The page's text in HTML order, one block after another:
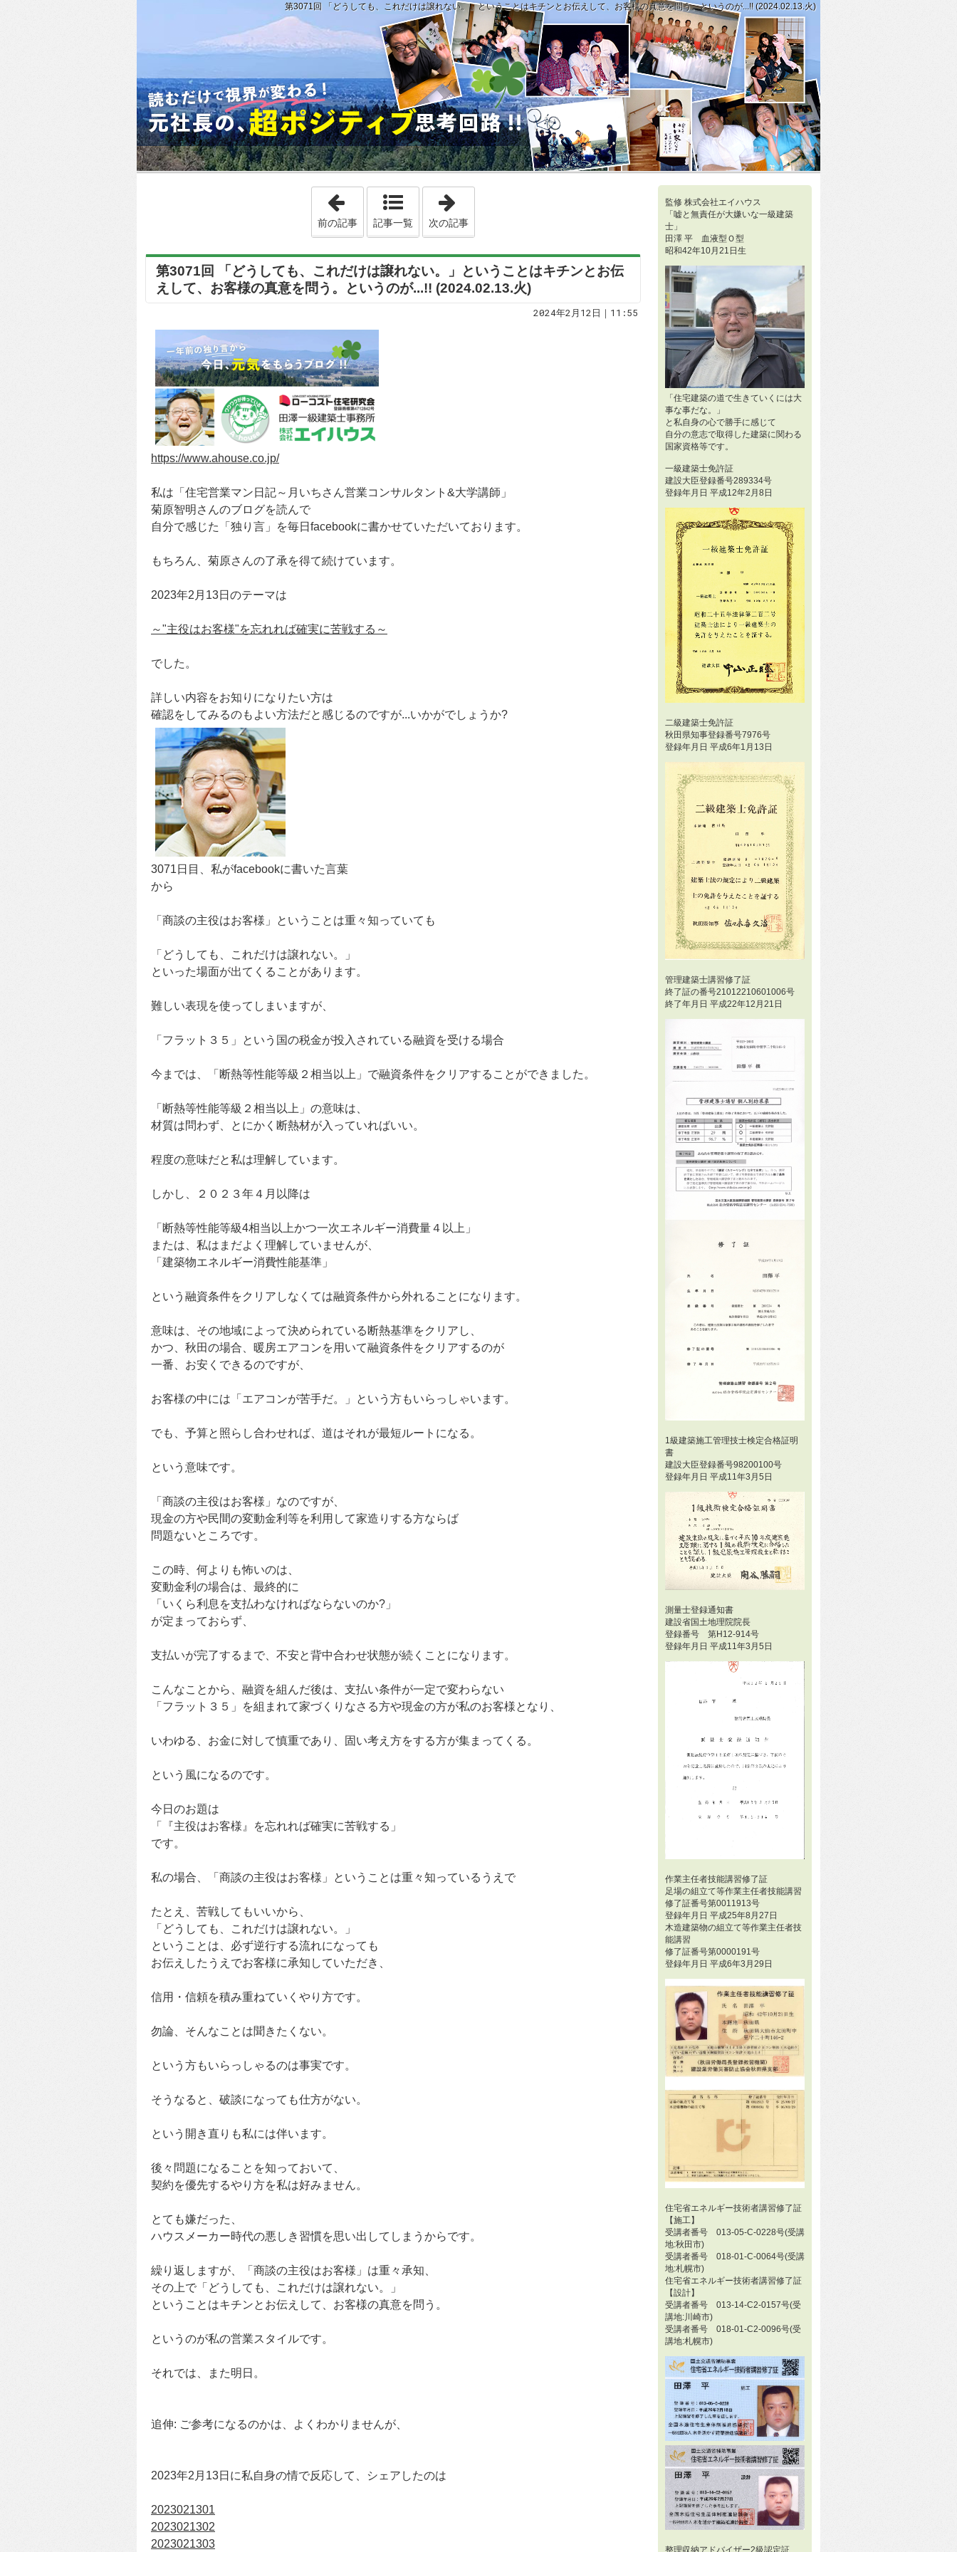
第3071回 「どうしても、これだけは譲れない。」ということはキチンとお伝えして、お客様の真意を問う。というのが...!! (2024.02.13.火)
「第3070回 すれ違いばかりでは決して契約は取れず、狙って、ピント或いはタイミングをピタリと合わせていかないと...!!
前の記事 記事一覧 次の記事
第3071回 「どうしても、これだけは譲れない。」ということはキチンとお伝
えして、お客様の真意を問う。というのが...!! (2024.02.13.火)
2024年2月12日｜11:55
https://www.ahouse.co.jp/
私は「住宅営業マン日記～月いちさん営業コンサルタント&大学講師」
菊原智明さんのブログを読んで
自分で感じた「独り言」を毎日facebookに書かせていただいております。
もちろん、菊原さんの了承を得て続けています。
2023年2月13日のテーマは
～"主役はお客様"を忘れれば確実に苦戦する～
でした。
詳しい内容をお知りになりたい方は
確認をしてみるのもよい方法だと感じるのですが...いかがでしょうか?
3071日目、私がfacebookに書いた言葉
から
「商談の主役はお客様」ということは重々知っていても
「どうしても、これだけは譲れない。」
といった場面が出てくることがあります。
難しい表現を使ってしまいますが、
「フラット３５」という国の税金が投入されている融資を受ける場合
今までは、「断熱等性能等級２相当以上」で融資条件をクリアすることができました。
「断熱等性能等級２相当以上」の意味は、
材質は問わず、とにかく断熱材が入っていればいい。
程度の意味だと私は理解しています。
しかし、２０２３年４月以降は
「断熱等性能等級4相当以上かつ一次エネルギー消費量４以上」
または、私はまだよく理解していませんが、
「建築物エネルギー消費性能基準」
という融資条件をクリアしなくては融資条件から外れることになります。
意味は、その地域によって決められている断熱基準をクリアし、
かつ、秋田の場合、暖房エアコンを用いて融資条件をクリアするのが
一番、お安くできるのですが、
お客様の中には「エアコンが苦手だ。」という方もいらっしゃいます。
でも、予算と照らし合わせれば、道はそれが最短ルートになる。
という意味です。
「商談の主役はお客様」なのですが、
現金の方や民間の変動金利等を利用して家造りする方ならば
問題ないところです。
この時、何よりも怖いのは、
変動金利の場合は、最終的に
「いくら利息を支払わなければならないのか?」
が定まっておらず、
支払いが完了するまで、不安と背中合わせ状態が続くことになります。
こんなことから、融資を組んだ後は、支払い条件が一定で変わらない
「フラット３５」を組まれて家づくりなさる方や現金の方が私のお客様となり、
いわゆる、お金に対して慎重であり、固い考え方をする方が集まってくる。
という風になるのです。
今日のお題は
「『主役はお客様』を忘れれば確実に苦戦する」
です。
私の場合、「商談の主役はお客様」ということは重々知っているうえで
たとえ、苦戦してもいいから、
「どうしても、これだけは譲れない。」
ということは、必ず逆行する流れになっても
お伝えしたうえでお客様に承知していただき、
信用・信頼を積み重ねていくやり方です。
勿論、そんなことは聞きたくない。
という方もいらっしゃるのは事実です。
そうなると、破談になっても仕方がない。
という開き直りも私には伴います。
後々問題になることを知っておいて、
契約を優先するやり方を私は好みません。
とても嫌だった、
ハウスメーカー時代の悪しき習慣を思い出してしまうからです。
繰り返しますが、「商談の主役はお客様」は重々承知、
その上で「どうしても、これだけは譲れない。」
ということはキチンとお伝えして、お客様の真意を問う。
というのが私の営業スタイルです。
それでは、また明日。
追伸: ご参考になるのかは、よくわかりませんが、
2023年2月13日に私自身の情で反応して、シェアしたのは
2023021301
2023021302
2023021303
監修 株式会社エイハウス
「嘘と無責任が大嫌いな一級建築
士」
田澤 平 血液型Ｏ型
昭和42年10月21日生
「住宅建築の道で生きていくには大
事な事だな。」
と私自身の心で勝手に感じて
自分の意志で取得した建築に関わる
国家資格等です。
一級建築士免許証
建設大臣登録番号289334号
登録年月日 平成12年2月8日
二級建築士免許証
秋田県知事登録番号7976号
登録年月日 平成6年1月13日
管理建築士講習修了証
終了証の番号21012210601006号
終了年月日 平成22年12月21日
1級建築施工管理技士検定合格証明
書
建設大臣登録番号98200100号
登録年月日 平成11年3月5日
測量士登録通知書
建設省国土地理院院長
登録番号 第H12-914号
登録年月日 平成11年3月5日
作業主任者技能講習修了証
足場の組立て等作業主任者技能講習
修了証番号第0011913号
登録年月日 平成25年8月27日
木造建築物の組立て等作業主任者技
能講習
修了証番号第0000191号
登録年月日 平成6年3月29日
住宅省エネルギー技術者講習修了証
【施工】
受講者番号 013-05-C-0228号(受講
地:秋田市)
受講者番号 018-01-C-0064号(受講
地:札幌市)
住宅省エネルギー技術者講習修了証
【設計】
受講者番号 013-14-C2-0157号(受
講地:川崎市)
受講者番号 018-01-C2-0096号(受
講地:札幌市)